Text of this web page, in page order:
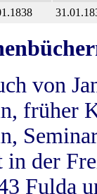
von
früher
der
Fulda